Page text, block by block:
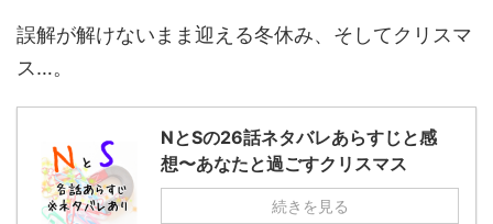
誤解が解けないまま迎える冬休み、そしてクリスマ
ス…。
NとSの26話ネタバレあらすじと感
想〜あなたと過ごすクリスマス
続きを見る